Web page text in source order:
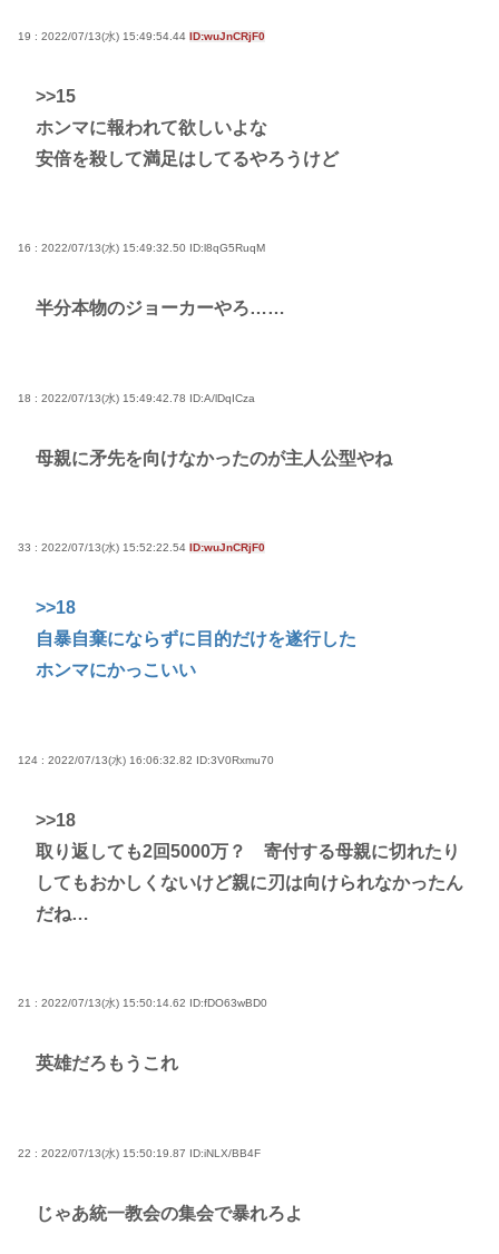
19 : 2022/07/13(水) 15:49:54.44 ID:wuJnCRjF0
>>15
ホンマに報われて欲しいよな
安倍を殺して満足はしてるやろうけど
16 : 2022/07/13(水) 15:49:32.50 ID:l8qG5RuqM
半分本物のジョーカーやろ……
18 : 2022/07/13(水) 15:49:42.78 ID:A/lDqICza
母親に矛先を向けなかったのが主人公型やね
33 : 2022/07/13(水) 15:52:22.54 ID:wuJnCRjF0
>>18
自暴自棄にならずに目的だけを遂行した
ホンマにかっこいい
124 : 2022/07/13(水) 16:06:32.82 ID:3V0Rxmu70
>>18
取り返しても2回5000万？ 寄付する母親に切れたり
してもおかしくないけど親に刃は向けられなかったん
だね…
21 : 2022/07/13(水) 15:50:14.62 ID:fDO63wBD0
英雄だろもうこれ
22 : 2022/07/13(水) 15:50:19.87 ID:iNLX/BB4F
じゃあ統一教会の集会で暴れろよ